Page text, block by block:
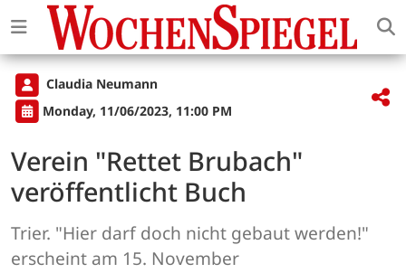
Claudia Neumann
Monday, 11/06/2023, 11:00 PM
Verein "Rettet Brubach"
veröffentlicht Buch
Trier. "Hier darf doch nicht gebaut werden!"
erscheint am 15. November